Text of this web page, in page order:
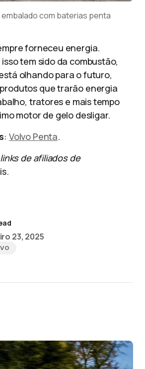
com baterias penta
forneceu energia.
tem sido da combustão,
olhando para o futuro,
que trarão energia
tratores e mais tempo
motor de gelo desligar.
: Volvo Penta.
de afiliados de
23, 2025